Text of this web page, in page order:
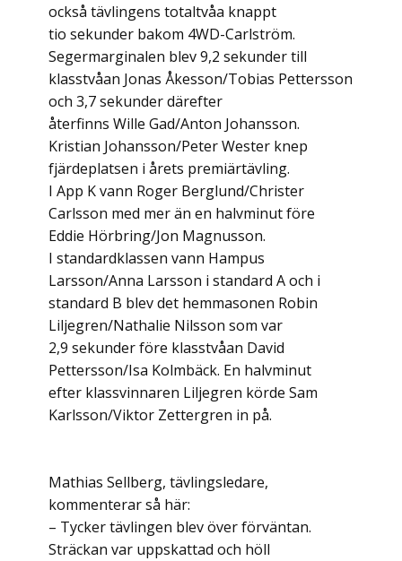
också tävlingens totaltvåa knappt
tio sekunder bakom 4WD-Carlström.
Segermarginalen blev 9,2 sekunder till
klasstvåan Jonas Åkesson/Tobias Pettersson
och 3,7 sekunder därefter
återfinns Wille Gad/Anton Johansson.
Kristian Johansson/Peter Wester knep
fjärdeplatsen i årets premiärtävling.
I App K vann Roger Berglund/Christer
Carlsson med mer än en halvminut före
Eddie Hörbring/Jon Magnusson.
I standardklassen vann Hampus
Larsson/Anna Larsson i standard A och i
standard B blev det hemmasonen Robin
Liljegren/Nathalie Nilsson som var
2,9 sekunder före klasstvåan David
Pettersson/Isa Kolmbäck. En halvminut
efter klassvinnaren Liljegren körde Sam
Karlsson/Viktor Zettergren in på.
Mathias Sellberg, tävlingsledare,
kommenterar så här:
– Tycker tävlingen blev över förväntan.
Sträckan var uppskattad och höll